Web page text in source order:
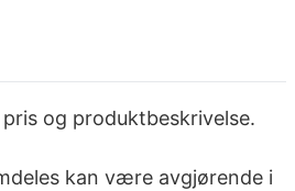
og produktbeskrivelse.
kan være avgjørende i